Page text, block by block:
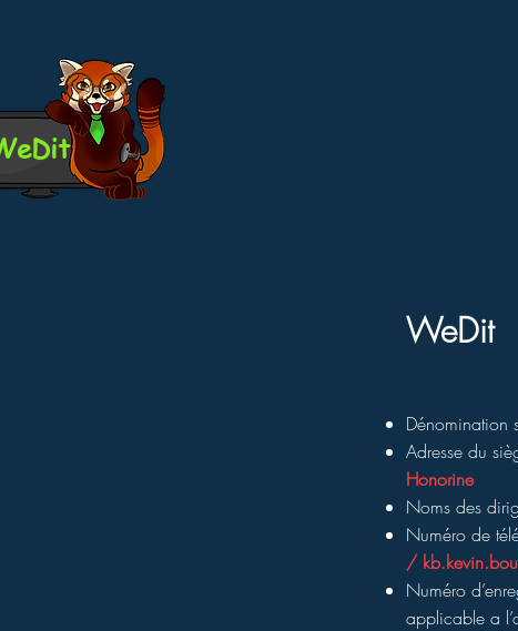
WeDit
Dénomination
Adresse du
Honorine
Noms des
Numéro de
/
Numéro
applicable a